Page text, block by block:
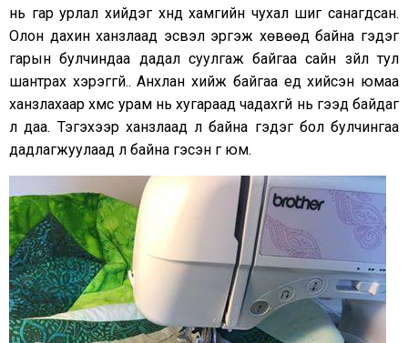
нь гар урлал хийдэг хүнд хамгийн чухал шиг санагдсан.
Олон дахин ханзлаад эсвэл эргэж хөвөөд байна гэдэг
гарын булчиндаа дадал суулгаж байгаа сайн зүйл тул
шантрах хэрэггүй.. Анхлан хийж байгаа үед хийсэн юмаа
ханзлахаар хүмүүс урам нь хугараад чадахгүй нь гээд байдаг
л даа. Тэгэхээр ханзлаад л байна гэдэг бол булчингаа
дадлагжуулаад л байна гэсэн үг юм.